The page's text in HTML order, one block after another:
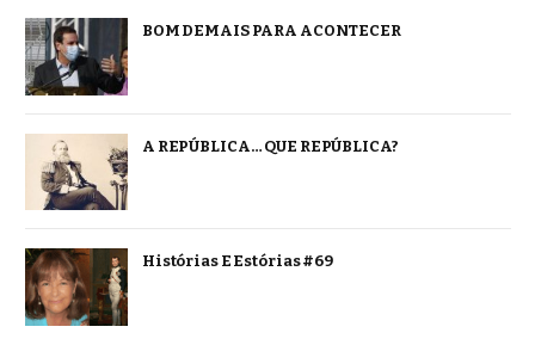
BOM DEMAIS PARA ACONTECER
A REPÚBLICA… QUE REPÚBLICA?
Histórias E Estórias #69